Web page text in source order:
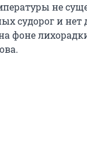
не
судорог и нет
фоне